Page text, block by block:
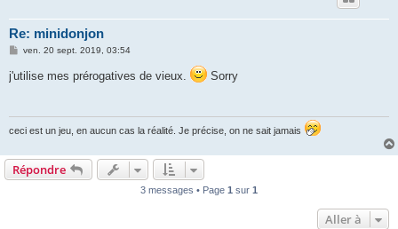
Re: minidonjon
M
s
s
ven. 20 sept. 2019, 03:54
j'utilise mes prérogatives de vieux. Sorry
ceci est un jeu, en aucun cas la réalité. Je précise, on ne sait jamais
Répondre
3 messages • Page 1 sur 1
Aller à